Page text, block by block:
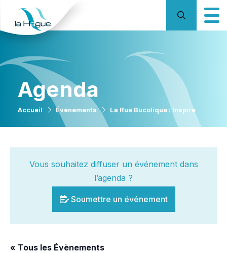
Agenda
Accueil Évènements La Rue Bucolique : Inspire
Vous souhaitez diffuser un événement dans
l’agenda ?
Soumettre un événement
« Tous les Évènements